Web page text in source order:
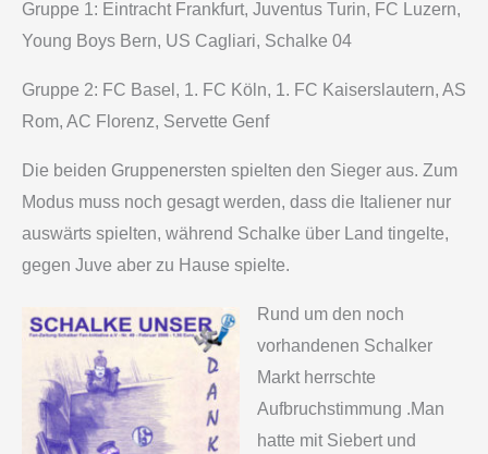
Gruppe 1: Eintracht Frankfurt, Juventus Turin, FC Luzern,
Young Boys Bern, US Cagliari, Schalke 04
Gruppe 2: FC Basel, 1. FC Köln, 1. FC Kaiserslautern, AS
Rom, AC Florenz, Servette Genf
Die beiden Gruppenersten spielten den Sieger aus. Zum
Modus muss noch gesagt werden, dass die Italiener nur
auswärts spielten, während Schalke über Land tingelte,
gegen Juve aber zu Hause spielte.
Rund um den noch
vorhandenen Schalker
Markt herrschte
Aufbruchstimmung .Man
hatte mit Siebert und